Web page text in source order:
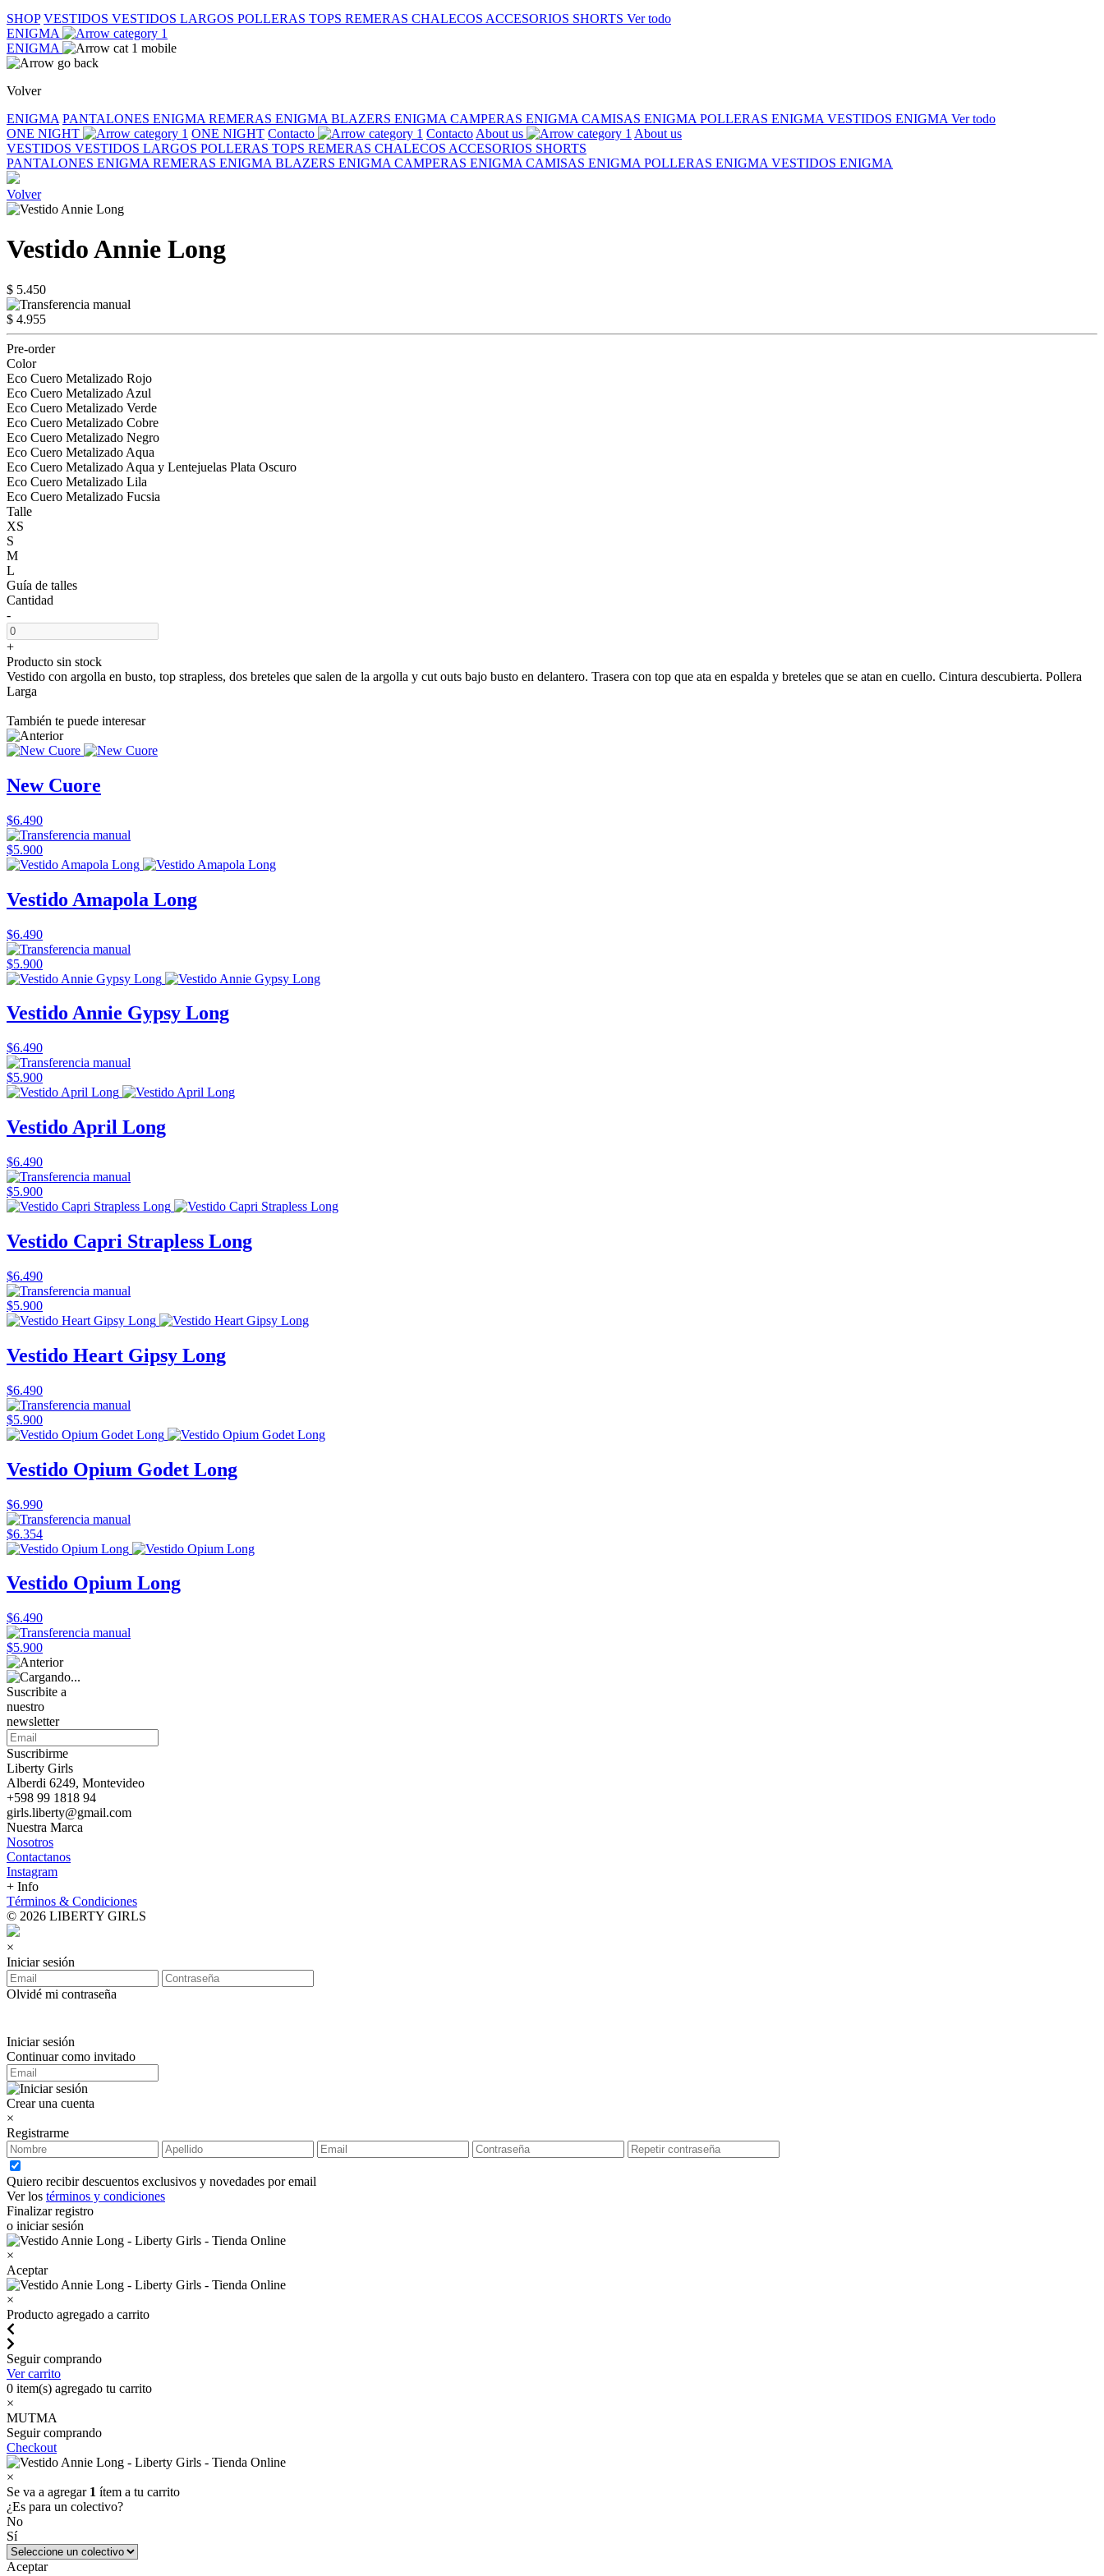
SHOP VESTIDOS VESTIDOS LARGOS POLLERAS TOPS REMERAS CHALECOS ACCESORIOS SHORTS Ver todo
ENIGMA
ENIGMA
Volver
ENIGMA PANTALONES ENIGMA REMERAS ENIGMA BLAZERS ENIGMA CAMPERAS ENIGMA CAMISAS ENIGMA POLLERAS ENIGMA VESTIDOS ENIGMA Ver todo
ONE NIGHT
ONE NIGHT Contacto Contacto About us
About us
VESTIDOS VESTIDOS LARGOS POLLERAS TOPS REMERAS CHALECOS ACCESORIOS SHORTS
PANTALONES ENIGMA REMERAS ENIGMA BLAZERS ENIGMA CAMPERAS ENIGMA CAMISAS ENIGMA POLLERAS ENIGMA VESTIDOS ENIGMA
Volver
Vestido Annie Long
$ 5.450
$ 4.955
Pre-order
Color
Eco Cuero Metalizado Rojo
Eco Cuero Metalizado Azul
Eco Cuero Metalizado Verde
Eco Cuero Metalizado Cobre
Eco Cuero Metalizado Negro
Eco Cuero Metalizado Aqua
Eco Cuero Metalizado Aqua y Lentejuelas Plata Oscuro
Eco Cuero Metalizado Lila
Eco Cuero Metalizado Fucsia
Talle
XS
S
M
L
Guía de talles
Cantidad
-
+
Producto sin stock
Vestido con argolla en busto, top strapless, dos breteles que salen de la argolla y cut outs bajo busto en delantero. Trasera con top que ata en espalda y breteles que se atan en cuello. Cintura descubierta. Pollera
Larga
También te puede interesar
New Cuore
$6.490
$5.900
Vestido Amapola Long
$6.490
$5.900
Vestido Annie Gypsy Long
$6.490
$5.900
Vestido April Long
$6.490
$5.900
Vestido Capri Strapless Long
$6.490
$5.900
Vestido Heart Gipsy Long
$6.490
$5.900
Vestido Opium Godet Long
$6.990
$6.354
Vestido Opium Long
$6.490
$5.900
Suscribite a
nuestro
newsletter
Suscribirme
Liberty Girls
Alberdi 6249, Montevideo
+598 99 1818 94
girls.liberty@gmail.com
Nuestra Marca
Nosotros
Contactanos
Instagram
+ Info
Términos & Condiciones
© 2026 LIBERTY GIRLS
×
Iniciar sesión
Olvidé mi contraseña
Iniciar sesión
Continuar como invitado
Crear una cuenta
×
Registrarme
Quiero recibir descuentos exclusivos y novedades por email
Ver los términos y condiciones
Finalizar registro
o iniciar sesión
×
Aceptar
×
Producto agregado a carrito
Seguir comprando
Ver carrito
0 item(s) agregado tu carrito
×
MUTMA
Seguir comprando
Checkout
×
Se va a agregar 1 ítem a tu carrito
¿Es para un colectivo?
No
Sí
Aceptar